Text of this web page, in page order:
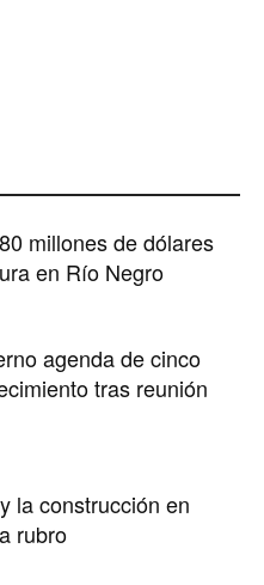
millones de dólares
en Río Negro
agenda de cinco
tras reunión
la construcción en
rubro